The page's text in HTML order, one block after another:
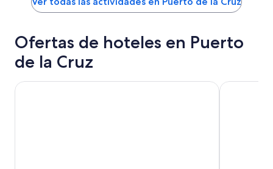
Ofertas de hoteles en Puerto
de la Cruz
Hotel Boutique HC Maga Gran Hotel